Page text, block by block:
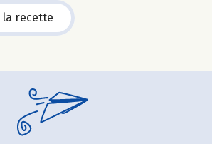
la recette